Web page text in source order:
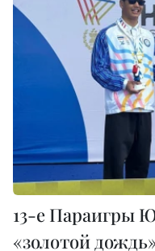
13-е Параигры
«золотой